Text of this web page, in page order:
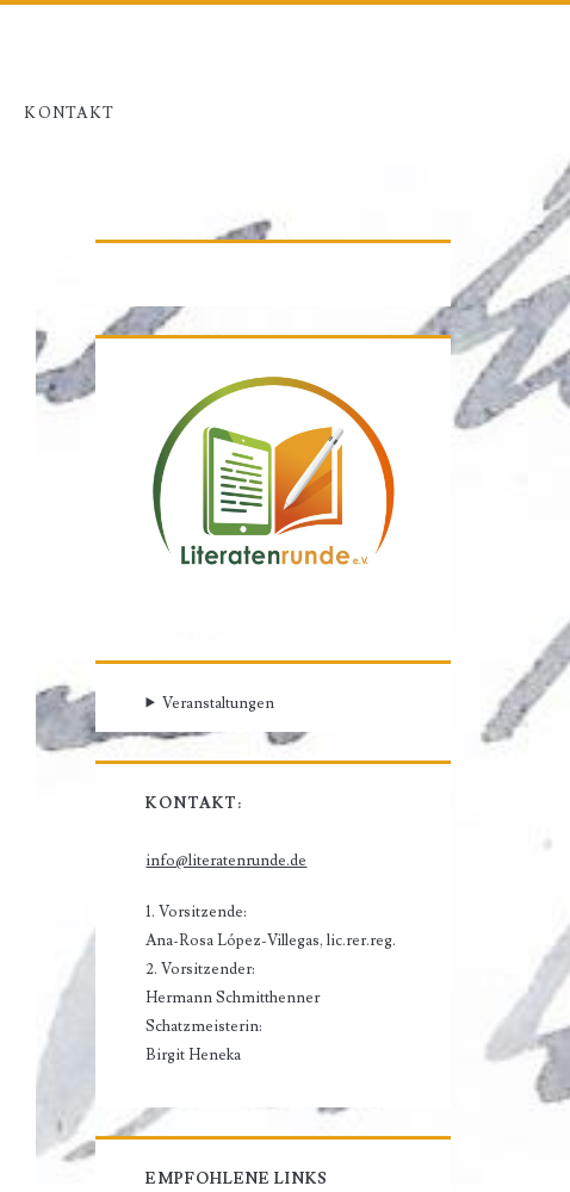
KONTAKT
Seitenleiste
Veranstaltungen
KONTAKT:
info@literatenrunde.de
1. Vorsitzende:
Ana-Rosa López-Villegas, lic.rer.reg.
2. Vorsitzender:
Hermann Schmitthenner
Schatzmeisterin:
Birgit Heneka
EMPFOHLENE LINKS